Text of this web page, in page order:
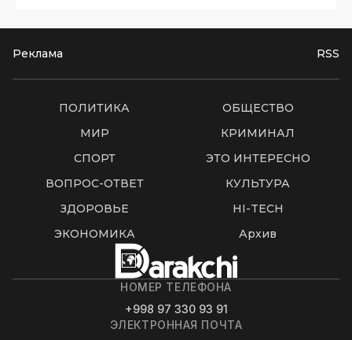
Реклама RSS
ПОЛИТИКА
ОБЩЕСТВО
МИР
КРИМИНАЛ
СПОРТ
ЭТО ИНТЕРЕСНО
ВОПРОС-ОТВЕТ
КУЛЬТУРА
ЗДОРОВЬЕ
HI-TECH
ЭКОНОМИКА
Архив
НОМЕР ТЕЛЕФОНА
+998 97 330 93 91
ЭЛЕКТРОННАЯ ПОЧТА